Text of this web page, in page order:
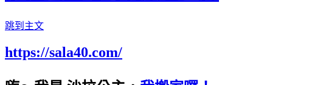
跳到主文
https://sala40.com/